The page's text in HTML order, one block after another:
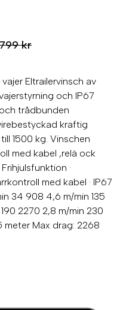
kr
Eltrailervinsch av
och IP67
trådbunden
kraftig
1500 kg. Vinschen
med kabel ,relä ock
Frihjulsfunktion ·
med kabel · IP67
34 908 4,6 m/min 135
2270 2,8 m/min 230
meter Max drag: 2268